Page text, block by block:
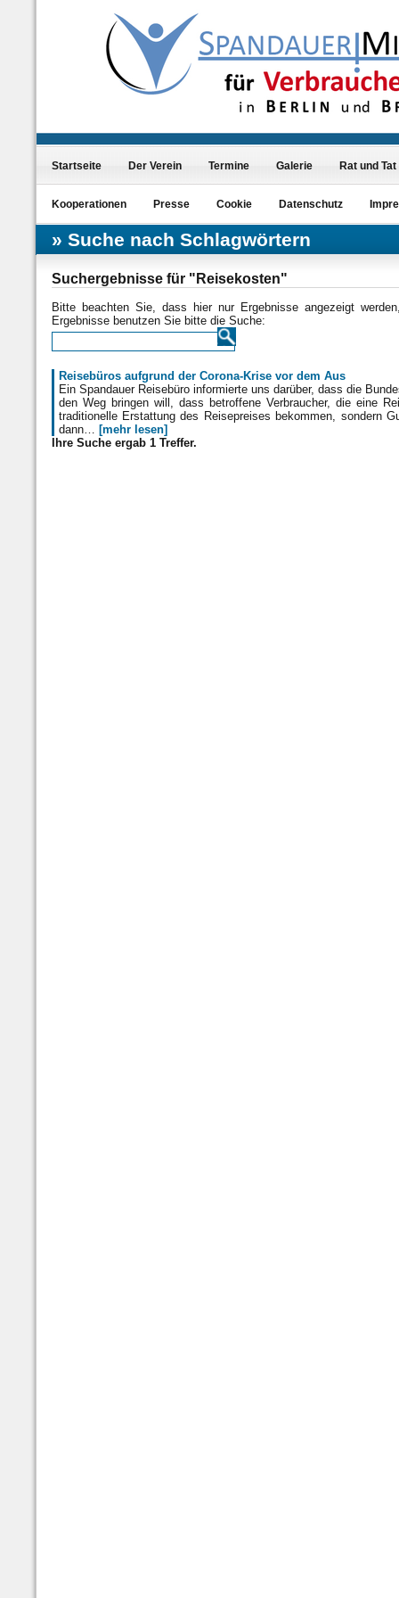
Startseite Der Verein Termine Galerie Rat und Tat
Kooperationen Presse Cookie Datenschutz
Suche nach Schlagwörtern
Suchergebnisse für "Reisekosten"
Bitte beachten Sie, dass hier nur Ergebnisse angezeigt
Ergebnisse benutzen Sie bitte die Suche:
Reisebüros aufgrund der Corona-Krise vor dem Aus
Ein Spandauer Reisebüro informierte uns darüber, dass die
den Weg bringen will, dass betroffene Verbraucher, die eine
traditionelle Erstattung des Reisepreises bekommen, sondern
dann… [mehr lesen]
Ihre Suche ergab 1 Treffer.